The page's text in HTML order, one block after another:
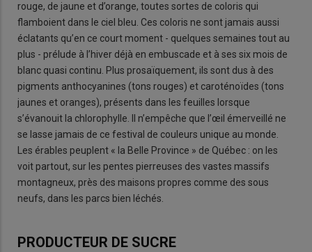
rouge, de jaune et d’orange, toutes sortes de coloris qui
flamboient dans le ciel bleu. Ces coloris ne sont jamais aussi
éclatants qu’en ce court moment - quelques semaines tout au
plus - prélude à l’hiver déjà en embuscade et à ses six mois de
blanc quasi continu. Plus prosaïquement, ils sont dus à des
pigments anthocyanines (tons rouges) et caroténoïdes (tons
jaunes et oranges), présents dans les feuilles lorsque
s’évanouit la chlorophylle. Il n’empêche que l’œil émerveillé ne
se lasse jamais de ce festival de couleurs unique au monde.
Les érables peuplent « la Belle Province » de Québec : on les
voit partout, sur les pentes pierreuses des vastes massifs
montagneux, près des maisons propres comme des sous
neufs, dans les parcs bien léchés.
PRODUCTEUR DE SUCRE